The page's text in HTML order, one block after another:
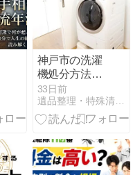
神戸市の洗濯
機処分方法9
選！料金・持
ち込み・無料
回収
33日前